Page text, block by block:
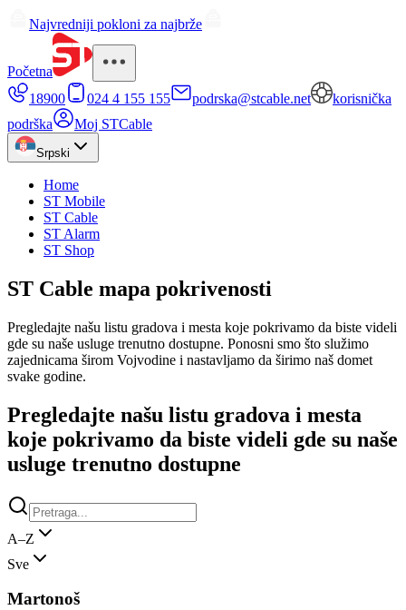
Najvredniji pokloni za najbrže
Početna
18900
024 4 155 155 podrska@stcable.net
korisnička
podrška
Moj STCable
Srpski
Home
ST Mobile
ST Cable
ST Alarm
ST Shop
ST Cable mapa pokrivenosti
Pregledajte našu listu gradova i mesta koje pokrivamo da biste videli
gde su naše usluge trenutno dostupne. Ponosni smo što služimo
zajednicama širom Vojvodine i nastavljamo da širimo naš domet
svake godine.
Pregledajte našu listu gradova i mesta
koje pokrivamo da biste videli gde su naše
usluge trenutno dostupne
A–Z
Sve
Martonoš